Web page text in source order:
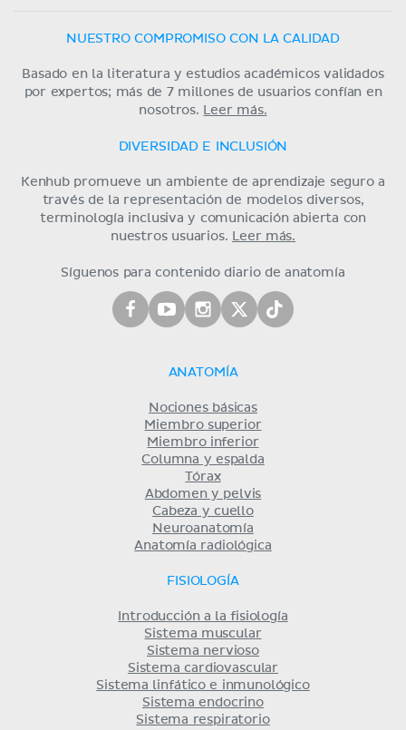
NUESTRO COMPROMISO CON LA CALIDAD
Basado en la literatura y estudios académicos validados
por expertos; más de 7 millones de usuarios confían en
nosotros. Leer más.
DIVERSIDAD E INCLUSIÓN
Kenhub promueve un ambiente de aprendizaje seguro a
través de la representación de modelos diversos,
terminología inclusiva y comunicación abierta con
nuestros usuarios. Leer más.
Síguenos para contenido diario de anatomía
ANATOMÍA
Nociones básicas
Miembro superior
Miembro inferior
Columna y espalda
Tórax
Abdomen y pelvis
Cabeza y cuello
Neuroanatomía
Anatomía radiológica
FISIOLOGÍA
Introducción a la fisiología
Sistema muscular
Sistema nervioso
Sistema cardiovascular
Sistema linfático e inmunológico
Sistema endocrino
Sistema respiratorio